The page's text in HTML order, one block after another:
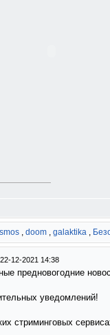
, doom , galaktika ,
22-12-2021 14:38
предновогодние
уведомлений!
стриминговых